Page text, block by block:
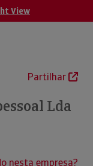
View
Partilhar
Lda
nesta empresa?